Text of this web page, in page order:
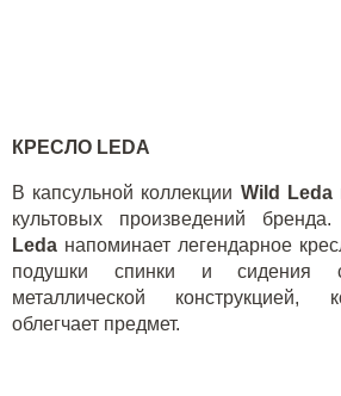
КРЕСЛО LEDA
В капсульной коллекции Wild Leda
культовых произведений
Leda напоминает легендарное
подушки спинки и сидения
металлической конструкцией,
облегчает предмет.